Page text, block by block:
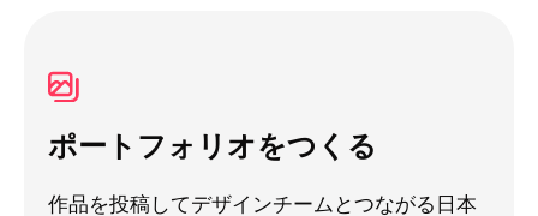
ポートフォリオをつくる
作品を投稿してデザインチームとつながる日本